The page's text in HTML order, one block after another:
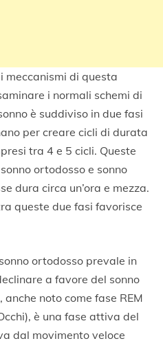
meccanismi di questa
i normali schemi di
è suddiviso in due fasi
per creare cicli di durata
tra 4 e 5 cicli. Queste
ortodosso e sonno
dura circa un’ora e mezza.
queste due fasi favorisce
ortodosso prevale in
a favore del sonno
noto come fase REM
è una fase attiva del
dal movimento veloce